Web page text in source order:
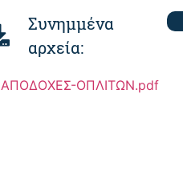
Συνημμένα
αρχεία:
ΑΠΟΔΟΧΕΣ-ΟΠΛΙΤΩΝ.pdf